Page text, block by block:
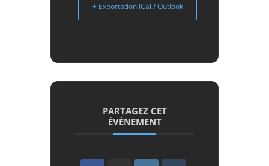
+ Exportation iCal / Outlook
PARTAGEZ CET
ÉVÉNEMENT